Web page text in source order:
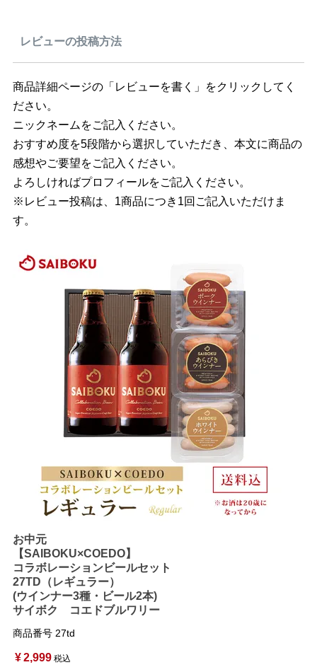
レビューの投稿方法
商品詳細ページの「レビューを書く」をクリックしてく
ださい。
ニックネームをご記入ください。
おすすめ度を5段階から選択していただき、本文に商品の
感想やご要望をご記入ください。
よろしければプロフィールをご記入ください。
※レビュー投稿は、1商品につき1回ご記入いただけま
す。
お中元
【SAIBOKU×COEDO】
コラボレーションビールセット
27TD（レギュラー）
(ウインナー3種・ビール2本)
サイボク コエドブルワリー
商品番号 27td
¥2,999 税込